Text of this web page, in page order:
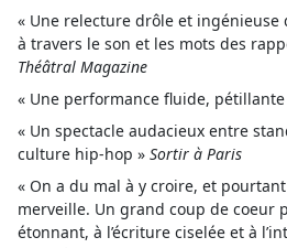
« Une relecture drôle et
à travers le son et les mots des
Théâtral Magazine
« Une performance fluide,
« Un spectacle audacieux entre
culture hip-hop » Sortir à Paris
« On a du mal à y croire, et
merveille. Un grand coup de coeur
étonnant, à l’écriture ciselée et à